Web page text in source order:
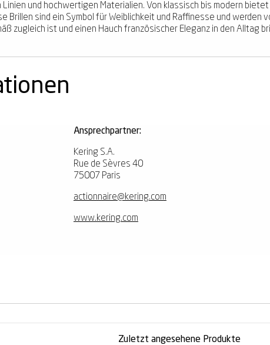
und hochwertigen Materialien. Von klassisch bis modern
Brillen sind ein Symbol für Weiblichkeit und Raffinesse und
zugleich ist und einen Hauch französischer Eleganz in den Alltag
Ansprechpartner:
Kering S.A.
Rue de Sèvres 40
75007 Paris
actionnaire@kering.com
www.kering.com
Zuletzt angesehene Produkte